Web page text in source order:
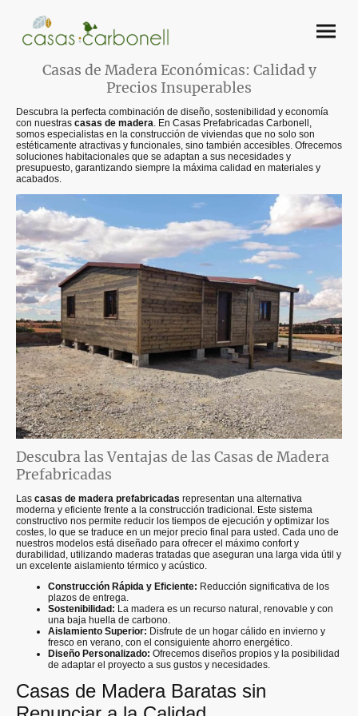
Casas de Madera Económicas: Calidad y
Precios Insuperables
Descubra la perfecta combinación de diseño, sostenibilidad y economía
con nuestras casas de madera . En Casas Prefabricadas Carbonell,
somos especialistas en la construcción de viviendas que no solo son
estéticamente atractivas y funcionales, sino también accesibles. Ofrecemos
soluciones habitacionales que se adaptan a sus necesidades y
presupuesto, garantizando siempre la máxima calidad en materiales y
acabados.
Descubra las Ventajas de las Casas de Madera
Prefabricadas
Las casas de madera prefabricadas representan una alternativa
moderna y eficiente frente a la construcción tradicional. Este sistema
constructivo nos permite reducir los tiempos de ejecución y optimizar los
costes, lo que se traduce en un mejor precio final para usted. Cada uno de
nuestros modelos está diseñado para ofrecer el máximo confort y
durabilidad, utilizando maderas tratadas que aseguran una larga vida útil y
un excelente aislamiento térmico y acústico.
Construcción Rápida y Eficiente: Reducción significativa de los
plazos de entrega.
Sostenibilidad: La madera es un recurso natural, renovable y con
una baja huella de carbono.
Aislamiento Superior: Disfrute de un hogar cálido en invierno y
fresco en verano, con el consiguiente ahorro energético.
Diseño Personalizado: Ofrecemos diseños propios y la posibilidad
de adaptar el proyecto a sus gustos y necesidades.
Casas de MaderaBaratas sin